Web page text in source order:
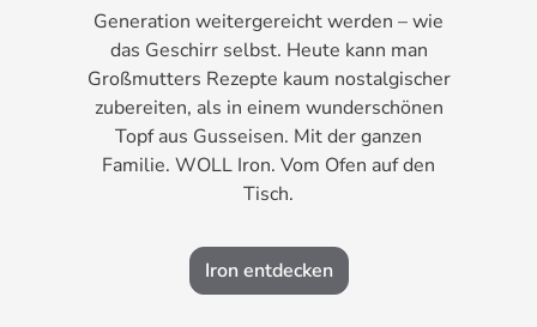
Generation weitergereicht werden – wie
das Geschirr selbst. Heute kann man
Großmutters Rezepte kaum nostalgischer
zubereiten, als in einem wunderschönen
Topf aus Gusseisen. Mit der ganzen
Familie. WOLL Iron. Vom Ofen auf den
Tisch.
Iron entdecken